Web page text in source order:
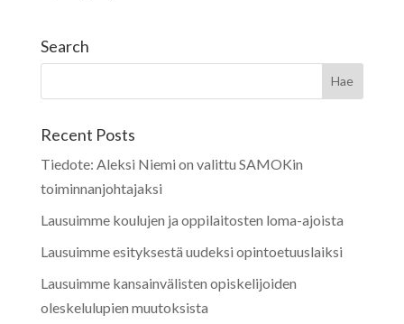
Search
Recent Posts
Tiedote: Aleksi Niemi on valittu SAMOKin
toiminnanjohtajaksi
Lausuimme koulujen ja oppilaitosten loma-ajoista
Lausuimme esityksestä uudeksi opintoetuuslaiksi
Lausuimme kansainvälisten opiskelijoiden
oleskelulupien muutoksista